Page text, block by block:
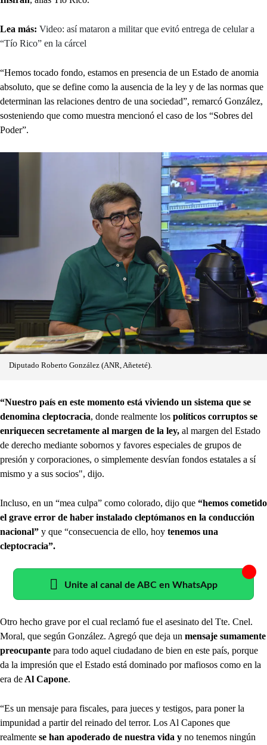
Lea más: Video: así mataron a militar que evitó entrega de celular a
“Tío Rico” en la cárcel
“Hemos tocado fondo, estamos en presencia de un Estado de anomia
absoluto, que se define como la ausencia de la ley y de las normas que
determinan las relaciones dentro de una sociedad”, remarcó González,
sosteniendo que como muestra mencionó el caso de los “Sobres del
Poder”.
Diputado Roberto González (ANR, Añeteté).
“Nuestro país en este momento está viviendo un sistema que se
denomina cleptocracia, donde realmente los políticos corruptos se
enriquecen secretamente al margen de la ley, al margen del Estado
de derecho mediante sobornos y favores especiales de grupos de
presión y corporaciones, o simplemente desvían fondos estatales a sí
mismo y a sus socios", dijo.
Incluso, en un “mea culpa” como colorado, dijo que “hemos cometido
el grave error de haber instalado cleptómanos en la conducción
nacional” y que “consecuencia de ello, hoy tenemos una
cleptocracia”.
Unite al canal de ABC en WhatsApp
Otro hecho grave por el cual reclamó fue el asesinato del Tte. Cnel.
Moral, que según González. Agregó que deja un mensaje sumamente
preocupante para todo aquel ciudadano de bien en este país, porque
da la impresión que el Estado está dominado por mafiosos como en la
era de Al Capone.
“Es un mensaje para fiscales, para jueces y testigos, para poner la
impunidad a partir del reinado del terror. Los Al Capones que
realmente se han apoderado de nuestra vida y no tenemos ningún